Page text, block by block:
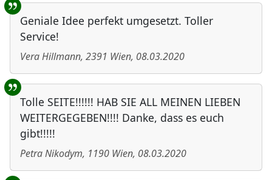
Geniale Idee perfekt umgesetzt. Toller
Service!
Vera Hillmann, 2391 Wien, 08.03.2020
Tolle SEITE!!!!!! HAB SIE ALL MEINEN LIEBEN
WEITERGEGEBEN!!!! Danke, dass es euch
gibt!!!!!
Petra Nikodym, 1190 Wien, 08.03.2020